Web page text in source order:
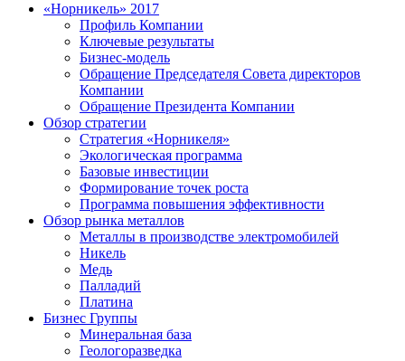
«Норникель» 2017
Профиль Компании
Ключевые результаты
Бизнес-модель
Обращение Председателя Совета директоров
Компании
Обращение Президента Компании
Обзор стратегии
Стратегия «Норникеля»
Экологическая программа
Базовые инвестиции
Формирование точек роста
Программа повышения эффективности
Обзор рынка металлов
Металлы в производстве электромобилей
Никель
Медь
Палладий
Платина
Бизнес Группы
Минеральная база
Геологоразведка